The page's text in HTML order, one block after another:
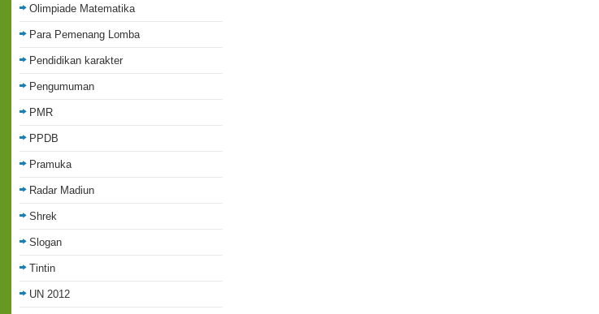
Olimpiade Matematika
Para Pemenang Lomba
Pendidikan karakter
Pengumuman
PMR
PPDB
Pramuka
Radar Madiun
Shrek
Slogan
Tintin
UN 2012